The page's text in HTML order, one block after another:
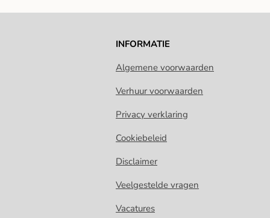
INFORMATIE
Algemene voorwaarden
Verhuur voorwaarden
Privacy verklaring
Cookiebeleid
Disclaimer
Veelgestelde vragen
Vacatures